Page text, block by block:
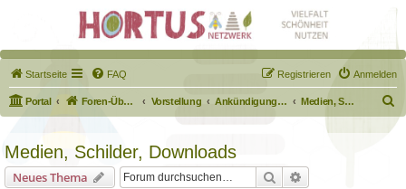
Startseite FAQ Anmelden
Registrieren
Portal Foren-Übersicht Vorstellung Ankündigungen & Fragen zum Forum Medien, Schilder, Downloads
u
Medien, Schilder, Downloads
Neues Thema Suche